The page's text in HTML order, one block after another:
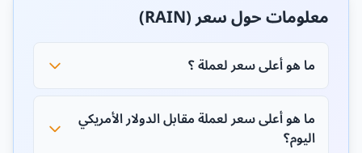
معلومات حول سعر (RAIN)
ما هو أعلى سعر لعملة ؟
ما هو أعلى سعر لعملة مقابل الدولار الأمريكي
اليوم؟